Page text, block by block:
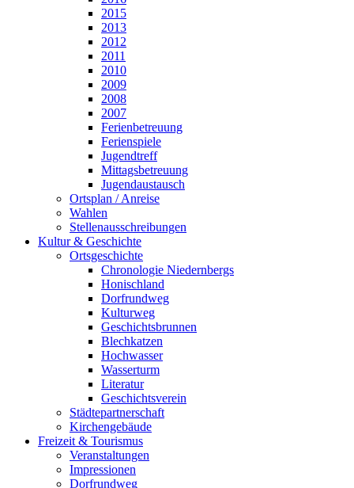
2015
2013
2012
2011
2010
2009
2008
2007
Ferienbetreuung
Ferienspiele
Jugendtreff
Mittagsbetreuung
Jugendaustausch
Ortsplan / Anreise
Wahlen
Stellenausschreibungen
Kultur & Geschichte
Ortsgeschichte
Chronologie Niedernbergs
Honischland
Dorfrundweg
Kulturweg
Geschichtsbrunnen
Blechkatzen
Hochwasser
Wasserturm
Literatur
Geschichtsverein
Städtepartnerschaft
Kirchengebäude
Freizeit & Tourismus
Veranstaltungen
Impressionen
Dorfrundweg